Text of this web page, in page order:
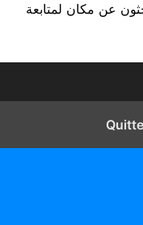
عن مكان لمتابعة